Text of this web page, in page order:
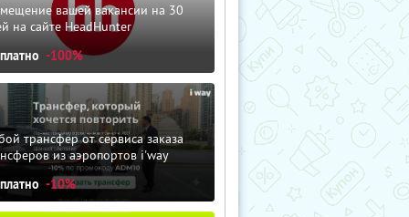
вашей вакансии на 30
на сайте HeadHunter
-100%
трансфер от сервиса заказа
из аэропортов i'way
-10%